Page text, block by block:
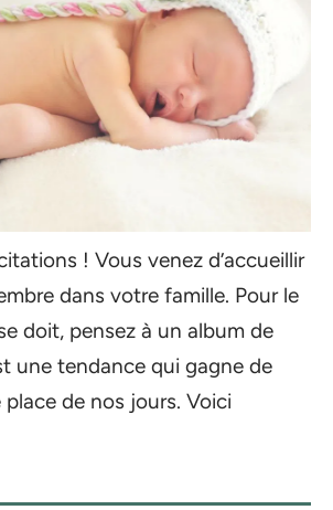
! Vous venez d’accueillir
dans votre famille. Pour le
doit, pensez à un album de
une tendance qui gagne de
de nos jours. Voici